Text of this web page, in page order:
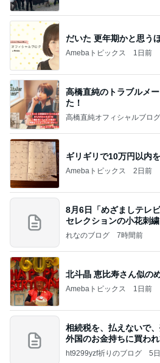
だいた 更年期かと思う
Amebaトピックス 1日前
高橋直純のトラブルメ
た！
高橋直純オフィシャルブロ
ギリギリで10万円以内
Amebaトピックス 2日前
8月6日「めざましテレ
セレクションの小花刺
ン
れなのブログ 7時間前
北斗晶 恵比寿さん似の
Amebaトピックス 1日前
相続税を、払えないで
外国のお金持ちに買わ
すよ
ht9299yzf祈りのブログ 5